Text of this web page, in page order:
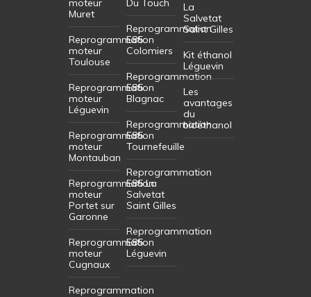
moteur
Muret
Reprogrammation
moteur
Toulouse
Reprogrammation
moteur
Léguevin
Reprogrammation
moteur
Montauban
Reprogrammation
moteur
Portet sur
Garonne
Reprogrammation
moteur
Cugnaux
Reprogrammation
Du Touch
Reprogrammation
E85
Colomiers
Reprogrammation
E85
Blagnac
Reprogrammation
E85
Tournefeuille
Reprogrammation
E85 La
Salvetat
Saint Gilles
Reprogrammation
E85
Léguevin
La
Salvetat
Saint Gilles
Kit éthanol
Léguevin
Les
avantages
du
bioéthanol